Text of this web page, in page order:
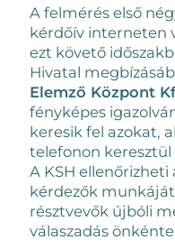
A felmérés első
kérdőív interneten
ezt követő
Hivatal
Elemző Központ
fényképes
keresik fel azokat,
telefonon keresztül
A KSH
kérdezők
résztvevők újbóli
válaszadás